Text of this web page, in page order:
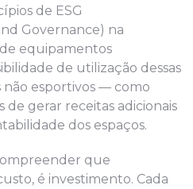
de ESG
Governance) na
equipamentos
de utilização dessas
esportivos — como
de gerar receitas adicionais
dos espaços.
que
é investimento. Cada